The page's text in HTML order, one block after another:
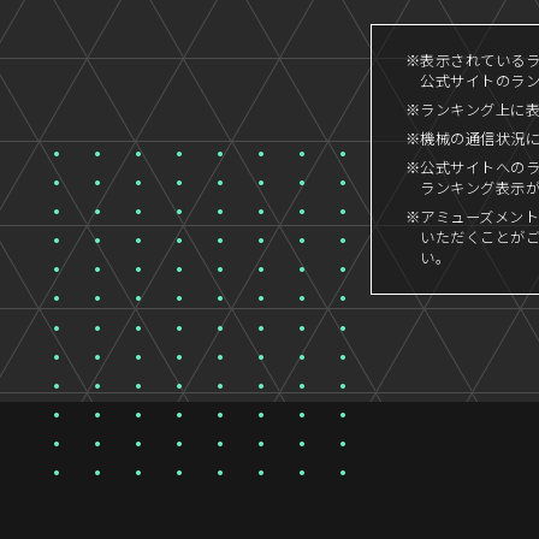
※表示されている
公式サイトのラ
※ランキング上に
※機械の通信状況
※公式サイトへの
ランキング表示
※アミューズメン
いただくことが
い。